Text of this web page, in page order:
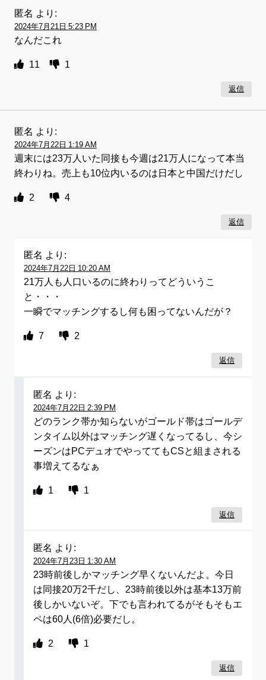
匿名 より:
2024年7月21日 5:23 PM
なんだこれ
11 1
返信
匿名 より:
2024年7月22日 1:19 AM
週末には23万人いた同接も今週は21万人になって本当
終わりね。売上も10位内いるのは日本と中国だけだし
2 4
返信
匿名 より:
2024年7月22日 10:20 AM
21万人も人口いるのに終わりってどういうこ
と・・・
一瞬でマッチングするし何も困ってないんだが？
7 2
返信
匿名 より:
2024年7月22日 2:39 PM
どのランク帯か知らないがゴールド帯はゴールデ
ンタイム以外はマッチング遅くなってるし、今シ
ーズンはPCデュオでやっててもCSと組まされる
事増えてるなぁ
1 1
返信
匿名 より:
2024年7月23日 1:30 AM
23時前後しかマッチング早くないんだよ。今日
は同接20万2千だし、23時前後以外は基本13万前
後しかいないぞ。下でも言われてるがそもそもエ
ペは60人(6倍)必要だし。
2 1
返信